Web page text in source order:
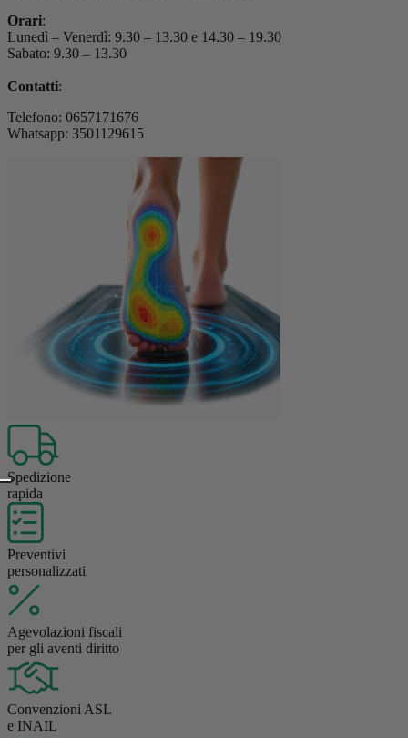
Orari:
Lunedì – Venerdì: 9.30 – 13.30 e 14.30 – 19.30
Sabato: 9.30 – 13.30
Contatti:
Telefono: 0657171676
Whatsapp: 3501129615
Spedizione
rapida
Preventivi
personalizzati
Agevolazioni fiscali
per gli aventi diritto
Convenzioni ASL
e INAIL